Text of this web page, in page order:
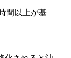
間以上が基